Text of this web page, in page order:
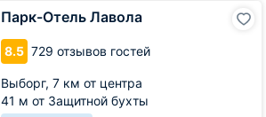
Парк-Отель Лавола
8.5 729 отзывов гостей
Выборг, 7 км от центра
41 м от Защитной бухты